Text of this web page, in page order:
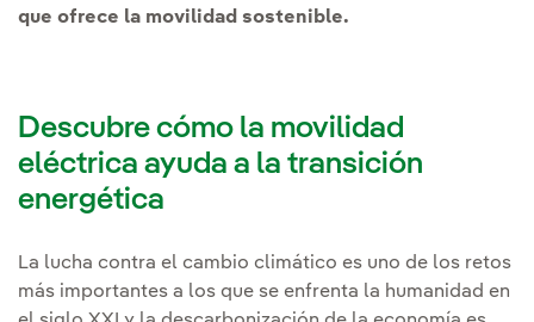
que ofrece la movilidad sostenible.
Descubre cómo la movilidad
eléctrica ayuda a la transición
energética
La lucha contra el cambio climático es uno de los retos
más importantes a los que se enfrenta la humanidad en